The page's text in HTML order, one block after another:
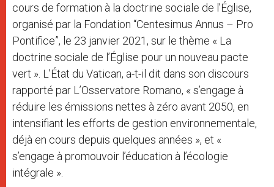
cours de formation à la doctrine sociale de l’Église,
organisé par la Fondation “Centesimus Annus – Pro
Pontifice”, le 23 janvier 2021, sur le thème « La
doctrine sociale de l’Église pour un nouveau pacte
vert ». L’État du Vatican, a-t-il dit dans son discours
rapporté par L’Osservatore Romano, « s’engage à
réduire les émissions nettes à zéro avant 2050, en
intensifiant les efforts de gestion environnementale,
déjà en cours depuis quelques années », et «
s’engage à promouvoir l’éducation à l’écologie
intégrale ».